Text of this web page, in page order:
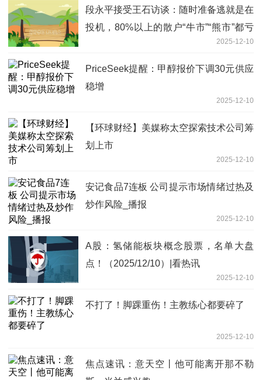
段永平接受王石访谈：随时准备逃就是在
投机，80%以上的散户“牛市”“熊市”都亏
2025-12-10
PriceSeek提醒：甲醇报价下调30元供应
稳增
2025-12-10
【环球财经】美媒称太空探索技术公司筹
划上市
2025-12-10
安记食品7连板 公司提示市场情绪过热及
炒作风险_播报
2025-12-10
A股：氢储能板块概念股票，名单大盘
点！（2025/12/10）|看热讯
2025-12-10
不打了！脚踝重伤！主教练心都要碎了
2025-12-10
焦点速讯：意天空丨他可能离开那不勒